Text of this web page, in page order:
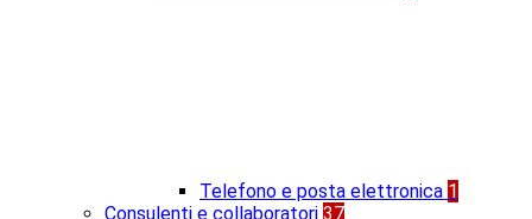
Telefono e posta elettronica 1
Consulenti e collaboratori 37